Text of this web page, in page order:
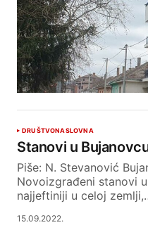
DRUŠTVONASLOVNA
Stanovi u
Piše: N. Stevanović
Novoizgrađeni stanovi
najjeftiniji u celoj
15.09.2022.